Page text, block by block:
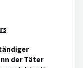
der Täter